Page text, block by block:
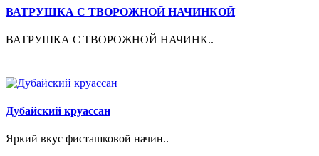
ВАТРУШКА С ТВОРОЖНОЙ НАЧИНКОЙ
ВАТРУШКА С ТВОРОЖНОЙ НАЧИНК..
Дубайский круассан
Яркий вкус фисташковой начин..